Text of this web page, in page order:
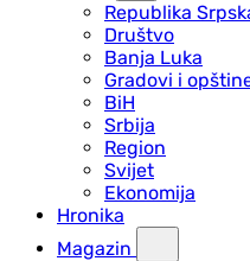
Republika
Društvo
Banja Luka
Gradovi i
BiH
Srbija
Region
Svijet
Ekonomija
Hronika
Magazin